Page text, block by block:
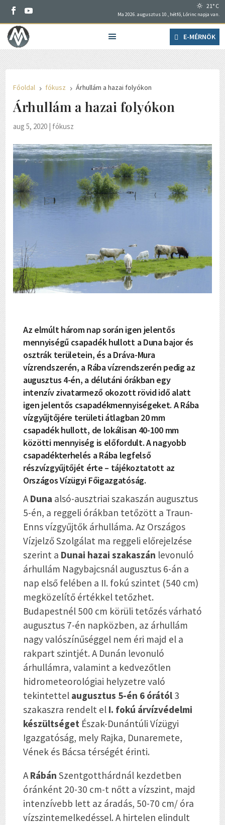
21° C
Ma 2026. augusztus 10., hétfő, Lőrinc napja van.
E-MÉRNÖK
Főoldal 5 fókusz 5 Árhullám a hazai folyókon
Árhullám a hazai folyókon
aug 5, 2020 fókusz
Az elmúlt három nap során igen jelentős
mennyiségű csapadék hullott a Duna bajor és
osztrák területein, és a Dráva-Mura
vízrendszerén, a Rába vízrendszerén pedig az
augusztus 4-én, a délutáni órákban egy
intenzív zivatarmező okozott rövid idő alatt
igen jelentős csapadékmennyiségeket. A Rába
vízgyűjtőjére területi átlagban 20 mm
csapadék hullott, de lokálisan 40-100 mm
közötti mennyiség is előfordult. A nagyobb
csapadékterhelés a Rába legfelső
részvízgyűjtőjét érte – tájékoztatott az
Országos Vízügyi Főigazgatóság.
ADuna alsó-ausztriai szakaszán augusztus
5-én, a reggeli órákban tetőzött a Traun-
Enns vízgyűjtők árhulláma. Az Országos
Vízjelző Szolgálat ma reggeli előrejelzése
szerint a Dunai hazai szakaszán levonuló
árhullám Nagybajcsnál augusztus 6-án a
nap első felében a II. fokú szintet (540 cm)
megközelítő értékkel tetőzhet.
Budapestnél 500 cm körüli tetőzés várható
augusztus 7-én napközben, az árhullám
nagy valószínűséggel nem éri majd el a
rakpart szintjét. A Dunán levonuló
árhullámra, valamint a kedvezőtlen
hidrometeorológiai helyzetre való
tekintettel augusztus 5-én 6 órától3
szakaszra rendelt el I. fokú árvízvédelmi
készültségetÉszak-Dunántúli Vízügyi
Igazgatóság, mely Rajka, Dunaremete,
Vének és Bácsa térségét érinti.
ARábán Szentgotthárdnál kezdetben
óránként 20-30 cm-t nőtt a vízszint, majd
intenzívebb lett az áradás, 50-70 cm/ óra
vízszintemelkedéssel. A hirtelen elindult